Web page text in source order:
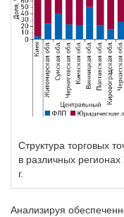
Структура торговых
в различных
г.
Анализируя